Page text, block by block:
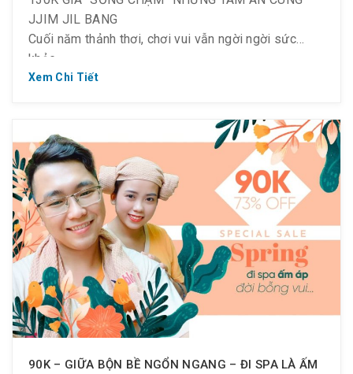
JJIM JIL BANG
Cuối năm thảnh thơi, chơi vui vẫn ngời ngời sức
khỏe
Từ 22/01 ~ 23/01/2022 (Thứ 7 & Chủ Nhật tuần
170k/ người (Off 49% – Giá gốc 335k) : check-in từ
8h00 – 10h00
Điều kiện áp dụng :
– Dành cho TẤT CẢ khách hàng trên 1.2m
– #Li.ke & #Foll_ow Fanpage & #Sha_re bài viết
công khai
130k/ người (Off 61% – Giá gốc 335k) : check-in
sau 17h00
Xem Chi Tiết
90K – GIỮA BỘN BỀ NGỔN NGANG – ĐI SPA LÀ ẤM